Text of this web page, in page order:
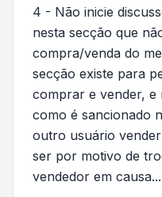
4 - Não inicie
nesta secção que
compra/venda do
secção existe para
comprar e vender, e
como é sancionado
outro usuário
ser por motivo de
vendedor em causa...